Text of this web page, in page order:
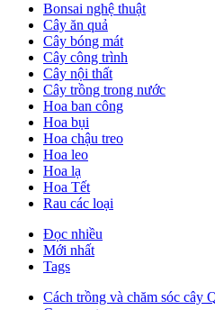
Bonsai nghệ thuật
Cây ăn quả
Cây bóng mát
Cây công trình
Cây nội thất
Cây trồng trong nước
Hoa ban công
Hoa bụi
Hoa chậu treo
Hoa leo
Hoa lạ
Hoa Tết
Rau các loại
Đọc nhiều
Mới nhất
Tags
Cách trồng và chăm sóc cây